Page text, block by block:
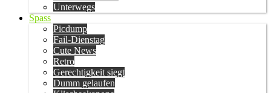
Unterwegs
Spass
Picdump
Fail-Dienstag
Cute News
Retro
Gerechtigkeit siegt
Dumm gelaufen